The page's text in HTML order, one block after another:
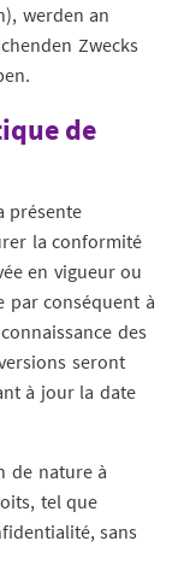
werden an
Zwecks
de
présente
la conformité
en vigueur ou
par conséquent à
des
seront
à jour la date
de nature à
tel que
sans